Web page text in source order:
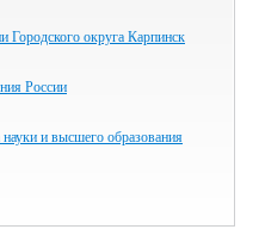
Городского округа Карпинск
России
и высшего образования